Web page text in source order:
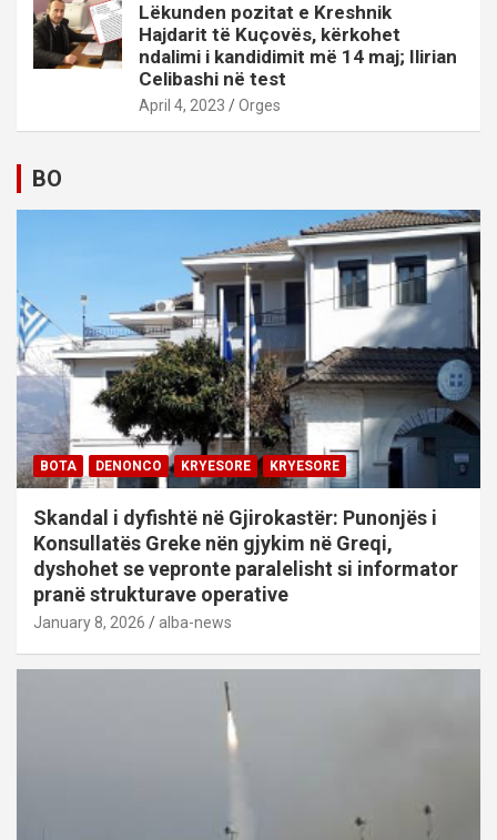
Lëkunden pozitat e Kreshnik
Hajdarit të Kuçovës, kërkohet
ndalimi i kandidimit më 14 maj; Ilirian
Celibashi në test
April 4, 2023 Orges
BO
BOTA DENONCO KRYESORE KRYESORE
Skandal i dyfishtë në Gjirokastër: Punonjës i
Konsullatës Greke nën gjykim në Greqi,
dyshohet se vepronte paralelisht si informator
pranë strukturave operative
January 8, 2026 alba-news